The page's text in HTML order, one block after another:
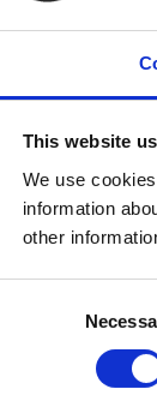
This website
We use
information
other
heeft
omgeving.
uitvaart
de graven
voor